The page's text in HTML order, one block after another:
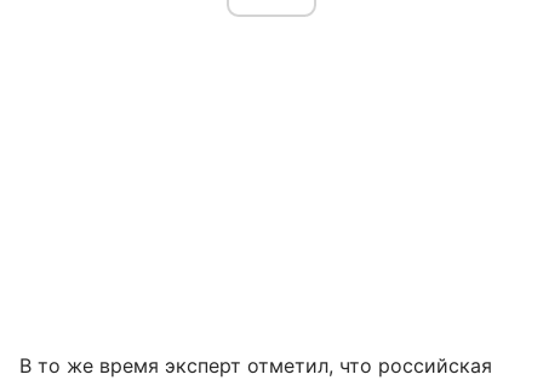
В то же время эксперт отметил, что российская